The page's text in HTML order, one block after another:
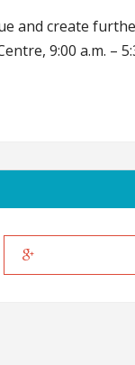
and create
9:00 a.m. –